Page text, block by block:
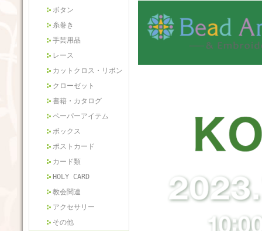
ボタン
糸巻き
手芸用品
レース
カットクロス・リボン
クローゼット
書籍・カタログ
ペーパーアイテム
ボックス
ポストカード
カード類
HOLY CARD
教会関連
アクセサリー
その他